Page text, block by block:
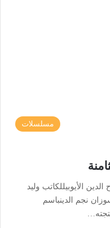
مسلسلات
الأيوبيللكاتب وليد
نجم الدينباسم